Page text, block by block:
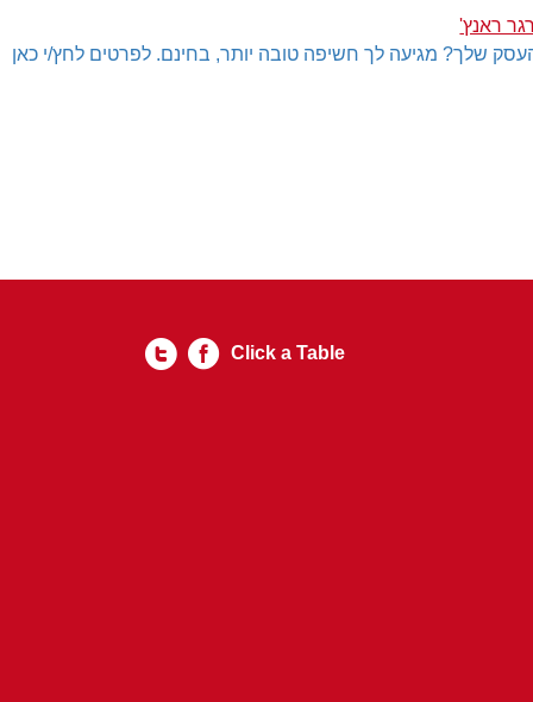
ראנץ'
שלך? מגיעה לך חשיפה טובה יותר, בחינם. לפרטים לחץ/י כאן
Click a Table